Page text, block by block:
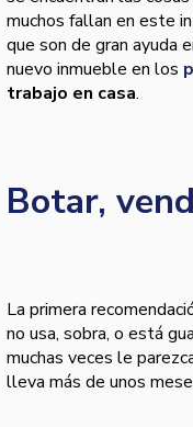
muchos fallan en este
que son de gran ayuda
nuevo inmueble en los
trabajo en casa.
Botar,
La primera
no usa, sobra, o está
muchas veces le
lleva más de unos